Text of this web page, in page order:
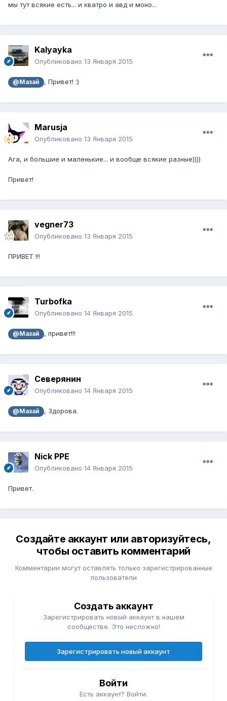
мы тут всякие есть... и кватро и авд и моно...
Kalyayka
Опубликовано 13 Января 2015
@Мазай , Привет! :)
Marusja
Опубликовано 13 Января 2015
Ага, и большие и маленькие... и вообще всякие разные))))
Привет!
vegner73
Опубликовано 13 Января 2015
ПРИВЕТ !!!
Turbofka
Опубликовано 14 Января 2015
@Мазай , привет!!!
Северянин
Опубликовано 14 Января 2015
@Мазай , Здорова.
Nick РРЕ
Опубликовано 14 Января 2015
Привет.
Создайте аккаунт или авторизуйтесь,
чтобы оставить комментарий
Комментарии могут оставлять только зарегистрированные
пользователи
Создать аккаунт
Зарегистрировать новый аккаунт в нашем
сообществе. Это несложно!
Зарегистрировать новый аккаунт
Войти
Есть аккаунт? Войти.